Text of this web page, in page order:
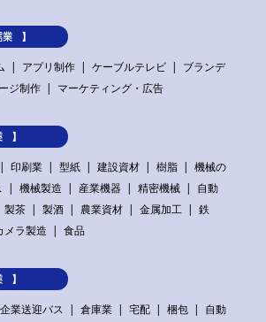
業 】
アプリ制作 ケーブルテレビ
ブランデ
ジ制作 マーケティング・広告
】
印刷業 型紙 建設資材 樹脂
機械の
機械製造 産業機器 精密機械
自動
製茶 製酒 農業資材 金属加工
鉄
メラ製造 食品
】
企業送迎バス 倉庫業 宅配 梱包
自動